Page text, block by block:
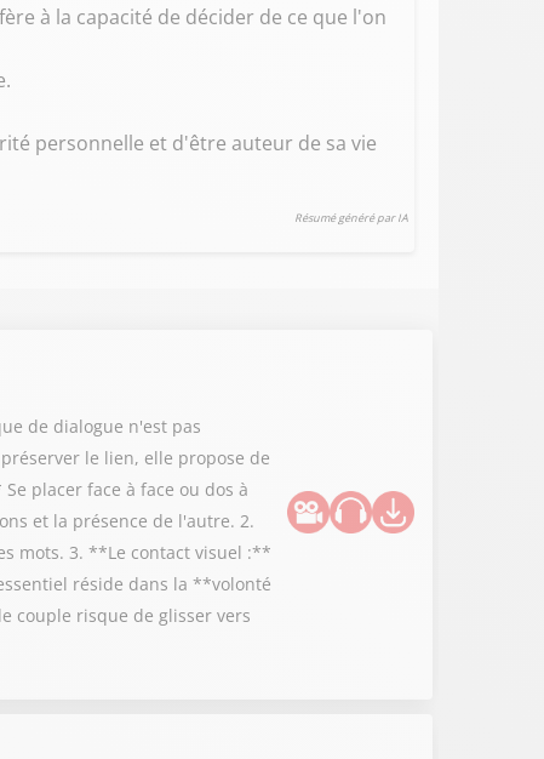
à la capacité de décider de ce que l'on
personnelle et d'être auteur de sa vie
Résumé généré par IA
de dialogue n'est pas
le lien, elle propose de
placer face à face ou dos à
et la présence de l'autre. 2.
mots. 3. **Le contact visuel :**
réside dans la **volonté
couple risque de glisser vers